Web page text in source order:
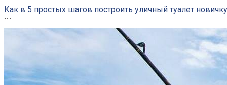
Как в 5 простых шагов построить уличный туалет новичку
```